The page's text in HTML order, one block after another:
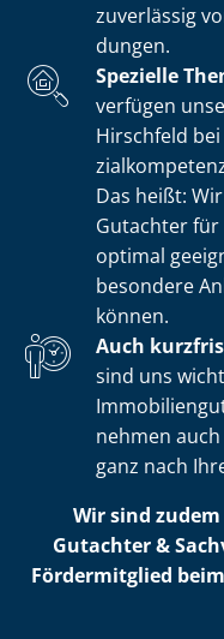
zuverlässig
dun­gen.
Spezielle
verfügen
Hirschfeld
Das heißt:
Gutachter
optimal
besondere
können.
Auch
sind uns
nehmen
ganz nach
Wir sind
Gutachter &
Fördermitglied